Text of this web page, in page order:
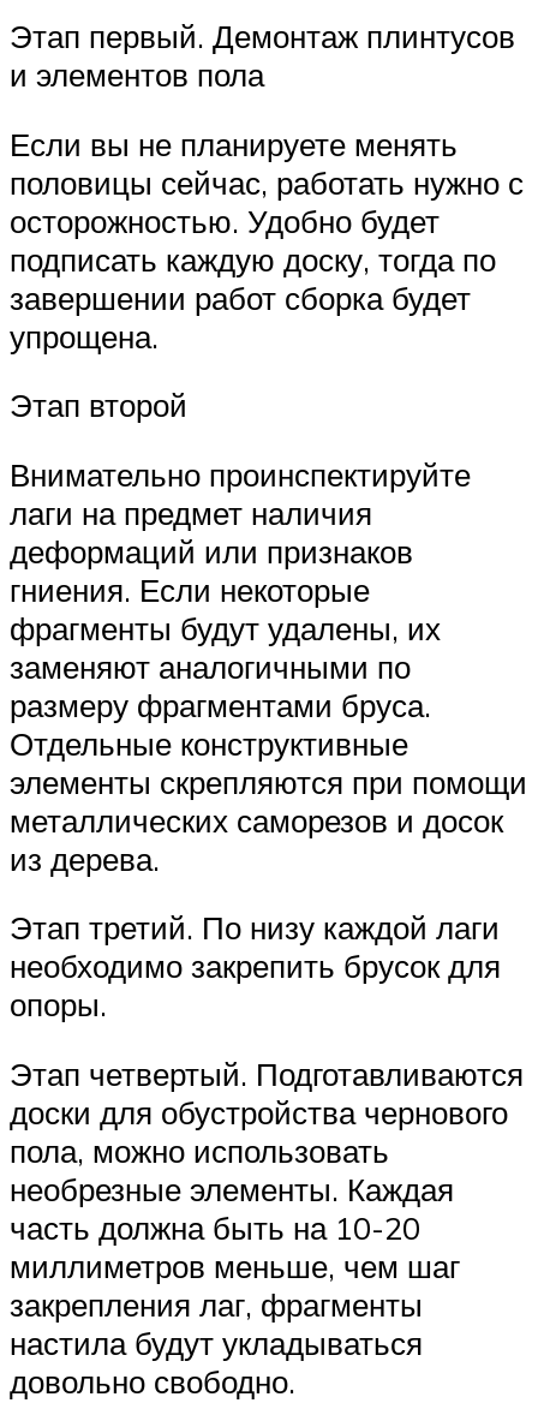
Этап первый. Демонтаж плинтусов
и элементов пола
Если вы не планируете менять
половицы сейчас, работать нужно с
осторожностью. Удобно будет
подписать каждую доску, тогда по
завершении работ сборка будет
упрощена.
Этап второй
Внимательно проинспектируйте
лаги на предмет наличия
деформаций или признаков
гниения. Если некоторые
фрагменты будут удалены, их
заменяют аналогичными по
размеру фрагментами бруса.
Отдельные конструктивные
элементы скрепляются при помощи
металлических саморезов и досок
из дерева.
Этап третий. По низу каждой лаги
необходимо закрепить брусок для
опоры.
Этап четвертый. Подготавливаются
доски для обустройства чернового
пола, можно использовать
необрезные элементы. Каждая
часть должна быть на 10-20
миллиметров меньше, чем шаг
закрепления лаг, фрагменты
настила будут укладываться
довольно свободно.